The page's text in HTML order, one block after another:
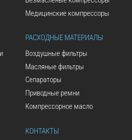
Медицинские компрессоры
РАСХОДНЫЕ МАТЕРИАЛЫ
Воздушные фильтры
Масляные фильтры
Сепараторы
Приводные ремни
Компрессорное масло
КОНТАКТЫ